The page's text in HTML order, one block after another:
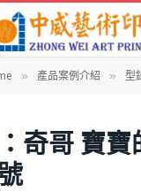
» 產品案例介紹 » 型
奇哥 寶寶